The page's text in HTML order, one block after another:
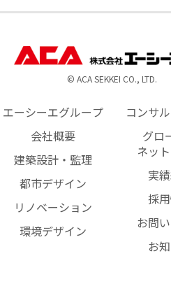
© ACA SEKKEI CO., LTD.
エーシーエグループ
会社概要
建築設計・監理
都市デザイン
リノベーション
環境デザイン
コンサ
グロ
ネッ
実
採
お問
お